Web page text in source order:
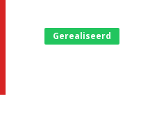
Gerealiseerd